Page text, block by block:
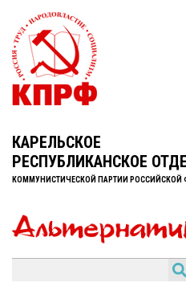
КАРЕЛЬСКОЕ
РЕСПУБЛИКАНСКОЕ
КОММУНИСТИЧЕСКОЙ ПАРТИИ РОССИЙСКОЙ